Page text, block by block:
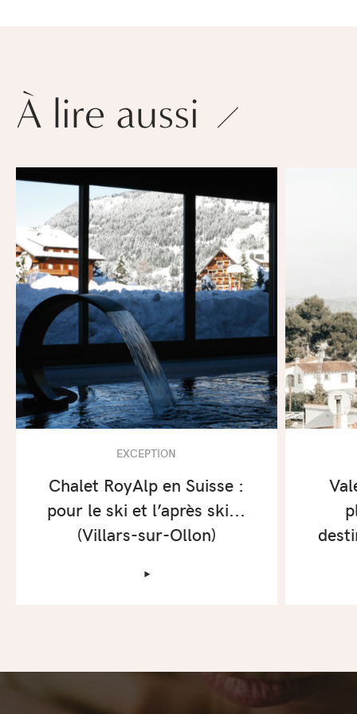
À lire aussi
EXCEPTION
Chalet RoyAlp en Suisse :
pour le ski et l’après ski...
(Villars-sur-Ollon)
‣